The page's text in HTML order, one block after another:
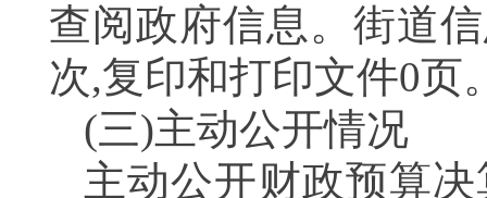
查阅政府信息。街道
次,复印和打印文件0页
(三)主动公开情况
主动公开财政预算